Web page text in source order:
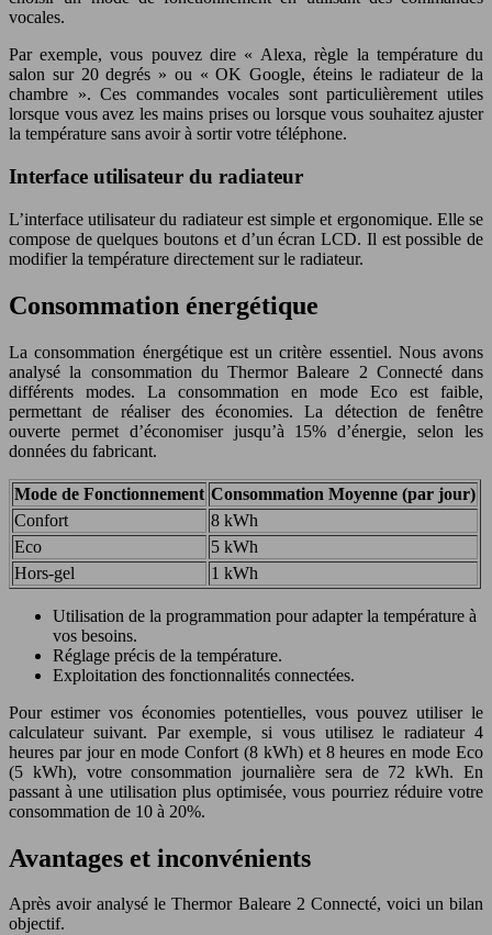
vocales.
Par exemple, vous pouvez dire « Alexa, règle la température du
salon sur 20 degrés » ou « OK Google, éteins le radiateur de la
chambre ». Ces commandes vocales sont particulièrement utiles
lorsque vous avez les mains prises ou lorsque vous souhaitez ajuster
la température sans avoir à sortir votre téléphone.
Interface utilisateur du radiateur
L’interface utilisateur du radiateur est simple et ergonomique. Elle se
compose de quelques boutons et d’un écran LCD. Il est possible de
modifier la température directement sur le radiateur.
Consommation énergétique
La consommation énergétique est un critère essentiel. Nous avons
analysé la consommation du Thermor Baleare 2 Connecté dans
différents modes. La consommation en mode Eco est faible,
permettant de réaliser des économies. La détection de fenêtre
ouverte permet d’économiser jusqu’à 15% d’énergie, selon les
données du fabricant.
Mode de Fonctionnement Consommation Moyenne (par jour)
Confort
8 kWh
Eco
5 kWh
Hors-gel
1 kWh
Utilisation de la programmation pour adapter la température à
vos besoins.
Réglage précis de la température.
Exploitation des fonctionnalités connectées.
Pour estimer vos économies potentielles, vous pouvez utiliser le
calculateur suivant. Par exemple, si vous utilisez le radiateur 4
heures par jour en mode Confort (8 kWh) et 8 heures en mode Eco
(5 kWh), votre consommation journalière sera de 72 kWh. En
passant à une utilisation plus optimisée, vous pourriez réduire votre
consommation de 10 à 20%.
Avantages et inconvénients
Après avoir analysé le Thermor Baleare 2 Connecté, voici un bilan
objectif.